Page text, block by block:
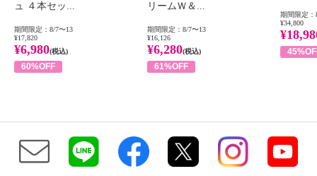
ュ ４本セッ...
期間限定：8/7〜13
¥17,820
¥6,980(税込)
60%OFF
リームＷ＆...
期間限定：8/7〜13
¥16,126
¥6,280(税込)
61%OFF
期間限定：
¥34,800